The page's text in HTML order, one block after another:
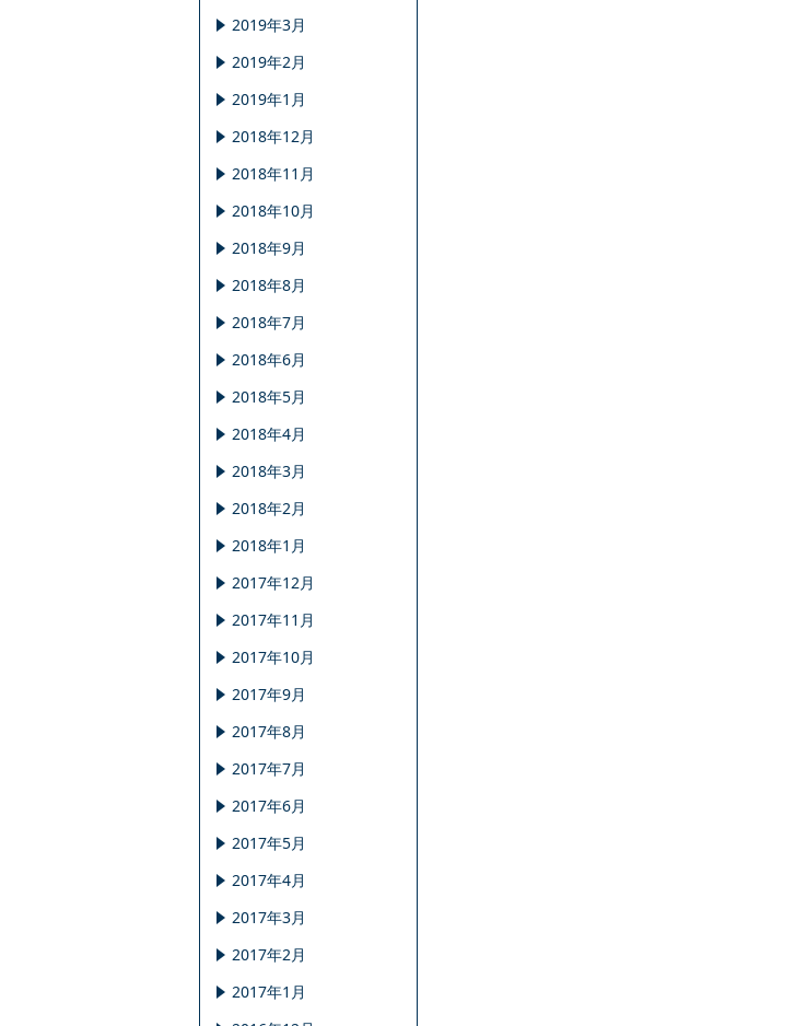
2019年3月
2019年2月
2019年1月
2018年12月
2018年11月
2018年10月
2018年9月
2018年8月
2018年7月
2018年6月
2018年5月
2018年4月
2018年3月
2018年2月
2018年1月
2017年12月
2017年11月
2017年10月
2017年9月
2017年8月
2017年7月
2017年6月
2017年5月
2017年4月
2017年3月
2017年2月
2017年1月